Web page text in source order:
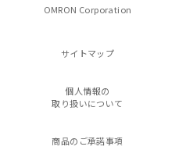
OMRON Corporation
サイトマップ
個人情報の
取り扱いについて
商品のご承諾事項